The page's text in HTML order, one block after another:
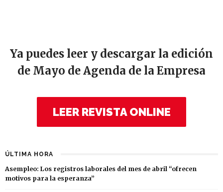
Ya puedes leer y descargar la edición
de Mayo de Agenda de la Empresa
LEER REVISTA ONLINE
ÚLTIMA HORA
Asempleo: Los registros laborales del mes de abril “ofrecen
motivos para la esperanza”